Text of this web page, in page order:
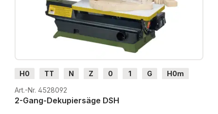
H0 TT N Z 0 1 G
H0m
H0e
Art.-Nr. 4528092
2-Gang-Dekupiersäge DSH